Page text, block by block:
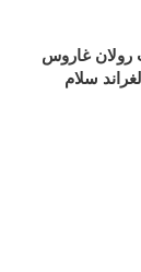
رولان غاروس
سلام